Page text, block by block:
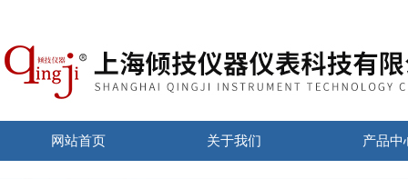
网站首页 关于我们 产品中